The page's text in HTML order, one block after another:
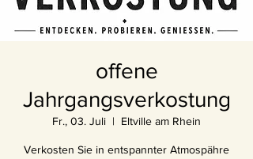
offene
Jahrgangsverkostung
Fr., 03. Juli
  |
Eltville am Rhein
Verkosten Sie in entspannter Atmospähre